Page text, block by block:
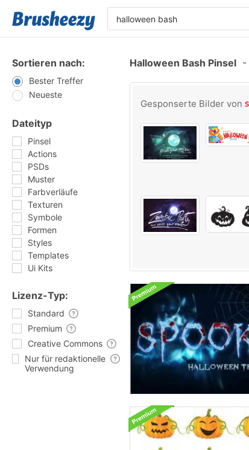
Sortieren nach:
Bester Treffer
Neueste
Dateityp
Pinsel
Actions
PSDs
Muster
Farbverläufe
Texturen
Symbole
Formen
Styles
Templates
Ui Kits
Lizenz-Typ:
Standard
Premium
Creative Commons
Nur für redaktionelle
Verwendung
Halloween Bash Pinsel -
Gesponserte Bilder von